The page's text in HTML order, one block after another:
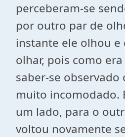
perceberam-se
por outro par de
instante ele olhou e
olhar, pois como
saber-se observado
muito incomodado.
um lado, para o
voltou novamente